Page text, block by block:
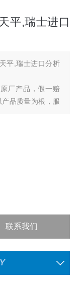
平,瑞士进口
平,瑞士进口分析
厂产品，假一赔
品质量为根，服
器配件的加工制
联系我们